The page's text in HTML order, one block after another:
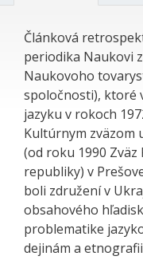
Článková
periodika Naukovi
Naukovoho
spoločnosti), ktoré
jazyku v rokoch
Kultúrnym zväzom
(od roku 1990
republiky) v
boli združení v
obsahového
problematike
dejinám a